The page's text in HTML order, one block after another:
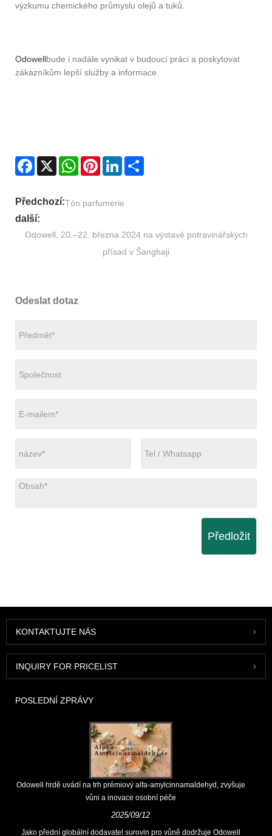
výzkumu chemického průmyslu olejů a tuků.
Odowellbude i nadále vynikat v budoucí práci a poskytovat
zákazníkům lepší služby a informace.
Facebook
X WhatsAppPinterestLinkedIn
Předchozí:Tón parfumerie
další:
Odowell, 20.–22. března 2024 na výstavě potravinářských
přísad v Šanghaji
Odeslat dotaz
Předložit
KONTAKTUJTE NÁS
INQUIRY FOR PRICELIST
POSLEDNÍ ZPRÁVY
Odowell hrdě uvádí na trh prémiový alfa-amylcinnamaldehyd, zvyšuje
vůni a inovace osobní péče
2025/09/12
Jako přední globální dodavatel surovin pro vůně dodržuje Odowell